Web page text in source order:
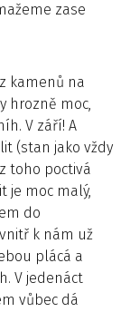
zase
kamenů na
hrozně moc,
V září! A
(stan jako vždy
toho poctivá
je moc malý,
do
k nám už
plácá a
V jedenáct
vůbec dá